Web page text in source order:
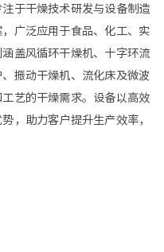
于干燥技术研发与设备制造
广泛应用于食品、化工、实
盖风循环干燥机、十字环流
振动干燥机、流化床及微波
艺的干燥需求。设备以高效
，助力客户提升生产效率，